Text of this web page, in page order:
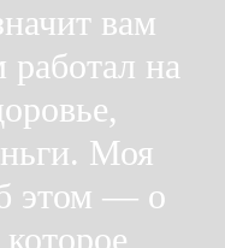
вам
на
Моя
этом — о